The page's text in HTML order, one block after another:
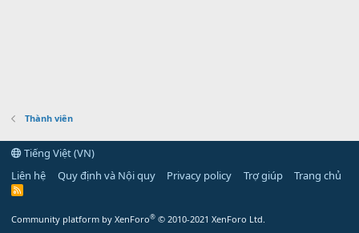
Thành viên
Tiếng Việt (VN)
Liên hệ
Quy định và Nội quy Privacy policy Trợ giúp Trang chủ
R
Community platform by XenForo® © 2010-2021 XenForo Ltd.